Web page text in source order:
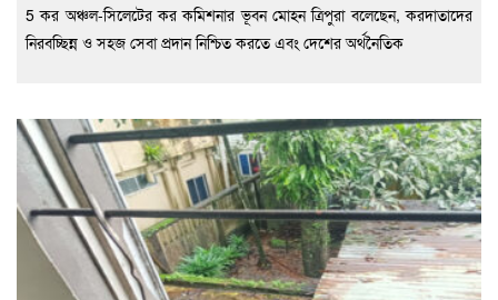
5 কর অঞ্চল-সিলেটের কর কমিশনার ভূবন মোহন ত্রিপুরা বলেছেন, করদাতাদের
নিরবচ্ছিন্ন ও সহজ সেবা প্রদান নিশ্চিত করতে এবং দেশের অর্থনৈতিক